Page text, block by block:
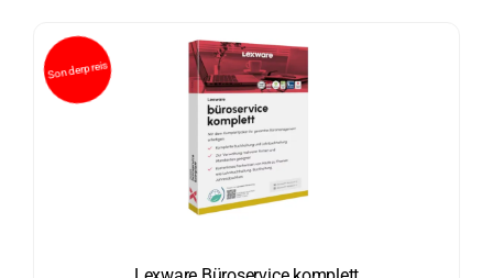
mehrere
Varianten
Optionen
können
der